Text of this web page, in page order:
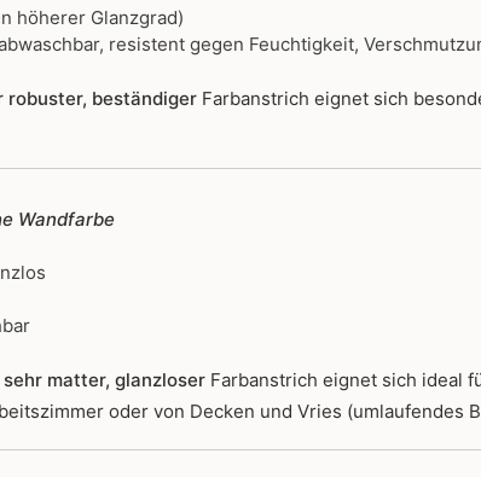
höherer Glanzgrad)
resistent gegen Feuchtigkeit,
robuster, beständiger Farbanstrich eignet sich
Wandfarbe
matter, glanzloser Farbanstrich eignet sich ideal
oder von Decken und Vries (umlaufendes